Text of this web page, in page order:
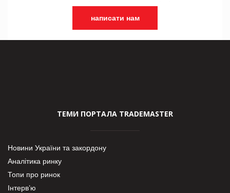
написати нам
ТЕМИ ПОРТАЛА TRADEMASTER
Новини України та закордону
Аналітика ринку
Топи про ринок
Інтерв’ю